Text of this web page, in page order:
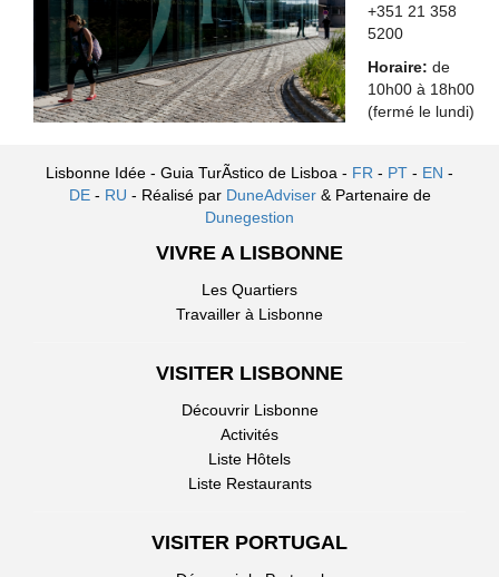
+351 21 358
5200
Horaire: de
10h00 à 18h00
(fermé le lundi)
Lisbonne Idée - Guia TurÃ­stico de Lisboa - FR - PT - EN -
DE- RU - Réalisé par DuneAdviser & Partenaire de
Dunegestion
VIVRE A LISBONNE
Les Quartiers
Travailler à Lisbonne
VISITER LISBONNE
Découvrir Lisbonne
Activités
Liste Hôtels
Liste Restaurants
VISITER PORTUGAL